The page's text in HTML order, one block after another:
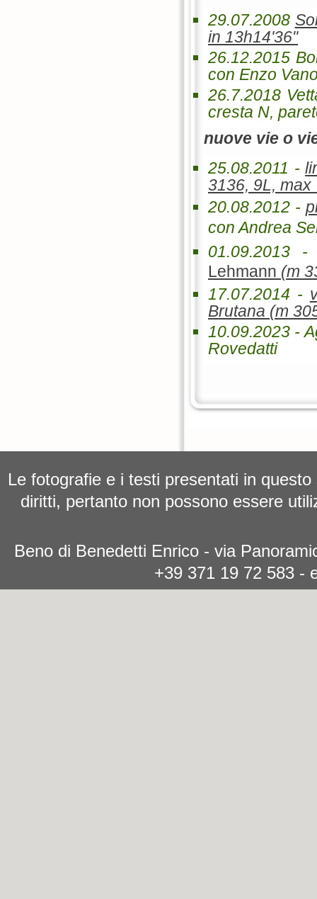
29.07.2008
in 13h14'36"
26.12.2015
con Enzo
26.7.2018
cresta N,
nuove vie o
25.08.2011 -
3136, 9L,
20.08.2012 -
con Andrea
01.09.2013
Lehmann (m
17.07.2014 -
Brutana (m
10.09.2023 -
Rovedatti
Le fotografie e i testi presentati in
diritti, pertanto non possono essere
Beno di Benedetti Enrico - via
+39 371 19 72 583 -